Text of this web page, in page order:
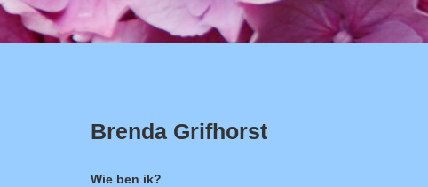
Brenda Grifhorst
Wie ben ik?